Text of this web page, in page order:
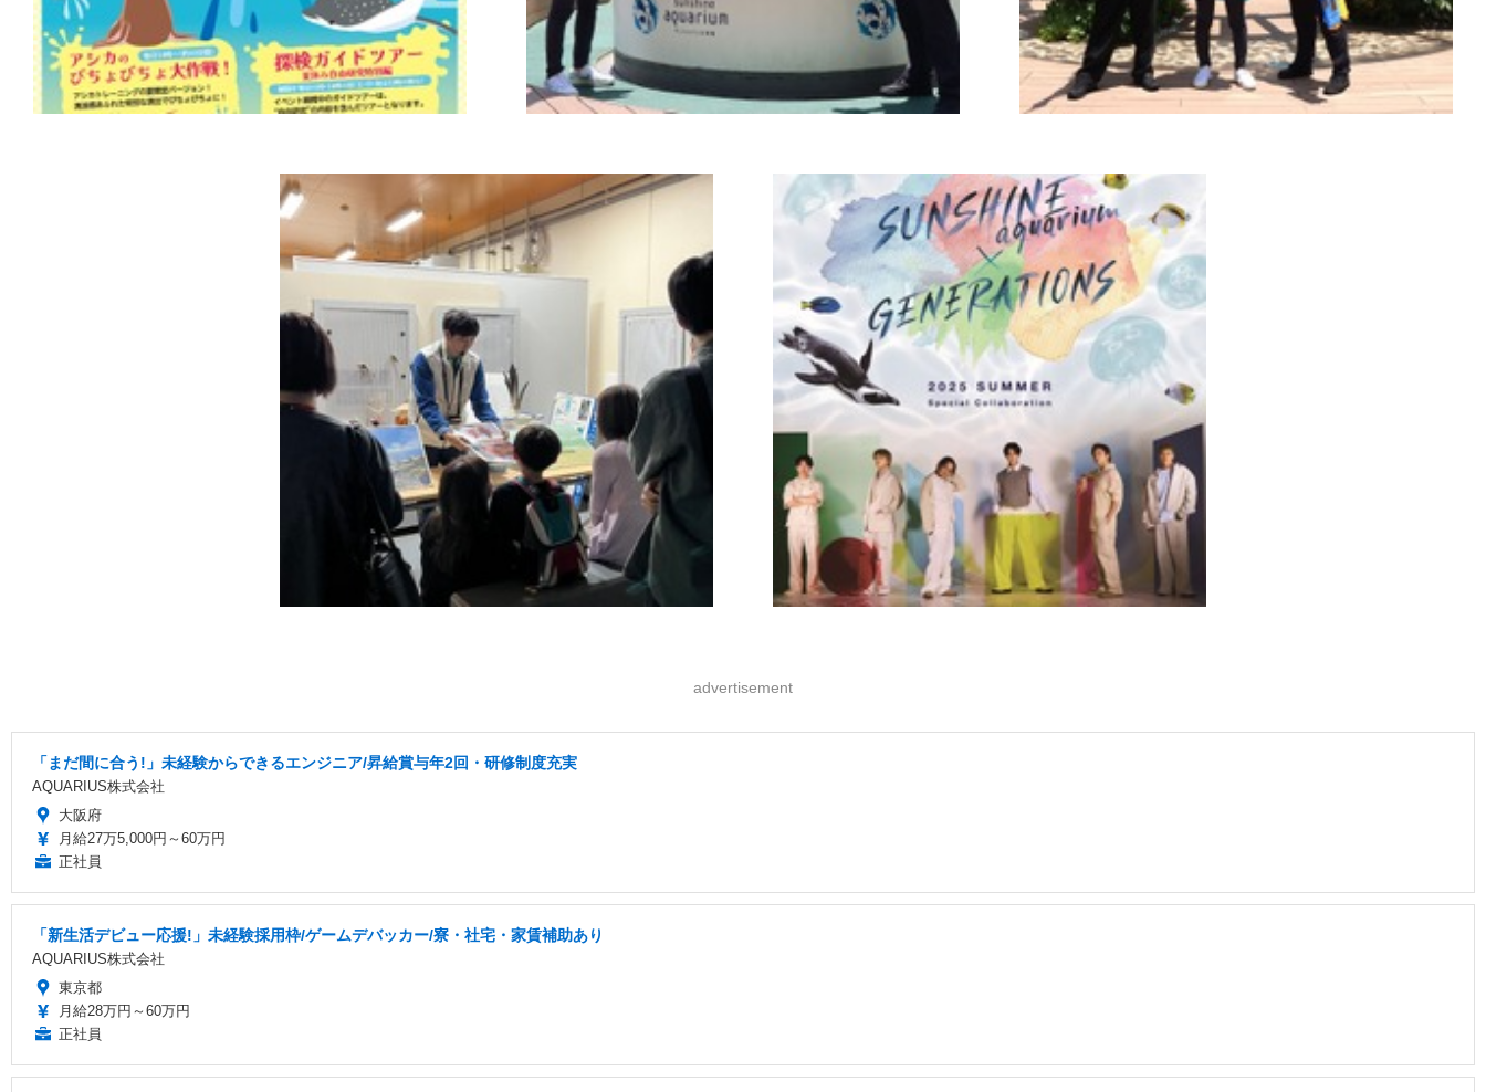
advertisement
「まだ間に合う!」未経験からできるエンジニア/昇給賞与年2回・研修制度充実
AQUARIUS株式会社
大阪府
月給27万5,000円～60万円
正社員
「新生活デビュー応援!」未経験採用枠/ゲームデバッカー/寮・社宅・家賃補助あり
AQUARIUS株式会社
東京都
月給28万円～60万円
正社員